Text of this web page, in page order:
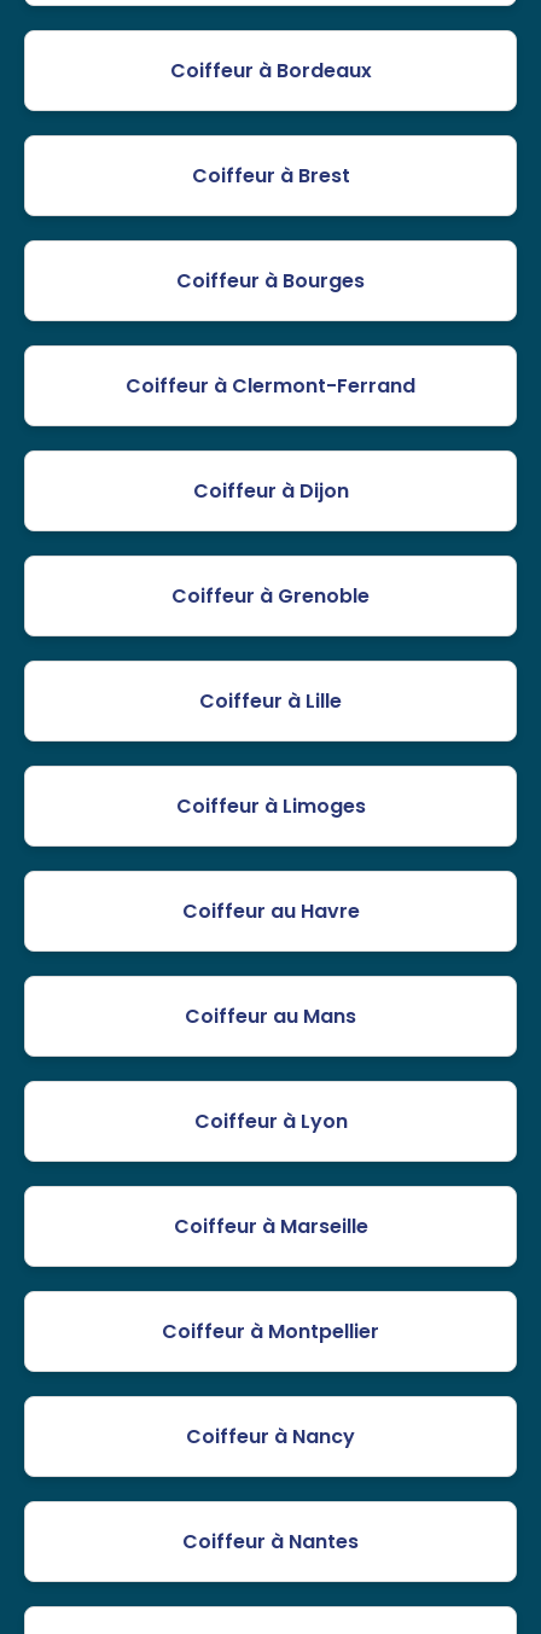
Coiffeur à Bordeaux
Coiffeur à Brest
Coiffeur à Bourges
Coiffeur à Clermont-Ferrand
Coiffeur à Dijon
Coiffeur à Grenoble
Coiffeur à Lille
Coiffeur à Limoges
Coiffeur au Havre
Coiffeur au Mans
Coiffeur à Lyon
Coiffeur à Marseille
Coiffeur à Montpellier
Coiffeur à Nancy
Coiffeur à Nantes